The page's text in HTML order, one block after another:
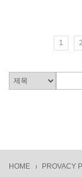
1 2
HOME PROVACY